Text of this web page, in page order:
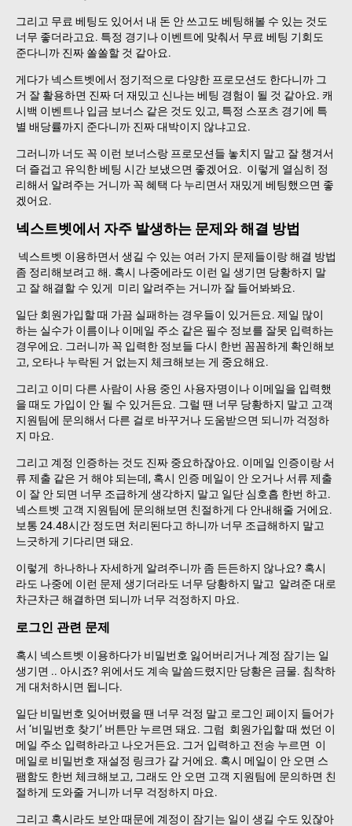
그리고 무료 베팅도 있어서 내 돈 안 쓰고도 베팅해볼 수 있는 것도
너무 좋더라고요. 특정 경기나 이벤트에 맞춰서 무료 베팅 기회도
준다니까 진짜 쏠쏠할 것 같아요.
게다가 넥스트벳에서 정기적으로 다양한 프로모션도 한다니까 그
거 잘 활용하면 진짜 더 재밌고 신나는 베팅 경험이 될 것 같아요. 캐
시백 이벤트나 입금 보너스 같은 것도 있고, 특정 스포츠 경기에 특
별 배당률까지 준다니까 진짜 대박이지 않냐고요.
그러니까 너도 꼭 이런 보너스랑 프로모션들 놓치지 말고 잘 챙겨서
더 즐겁고 유익한 베팅 시간 보냈으면 좋겠어요. 이렇게 열심히 정
리해서 알려주는 거니까 꼭 혜택 다 누리면서 재밌게 베팅했으면 좋
겠어요.
넥스트벳에서 자주 발생하는 문제와 해결 방법
넥스트벳 이용하면서 생길 수 있는 여러 가지 문제들이랑 해결 방법
좀 정리해보려고 해. 혹시 나중에라도 이런 일 생기면 당황하지 말
고 잘 해결할 수 있게 미리 알려주는 거니까 잘 들어봐봐요.
일단 회원가입할 때 가끔 실패하는 경우들이 있거든요. 제일 많이
하는 실수가 이름이나 이메일 주소 같은 필수 정보를 잘못 입력하는
경우에요. 그러니까 꼭 입력한 정보들 다시 한번 꼼꼼하게 확인해보
고, 오타나 누락된 거 없는지 체크해보는 게 중요해요.
그리고 이미 다른 사람이 사용 중인 사용자명이나 이메일을 입력했
을 때도 가입이 안 될 수 있거든요. 그럴 땐 너무 당황하지 말고 고객
지원팀에 문의해서 다른 걸로 바꾸거나 도움받으면 되니까 걱정하
지 마요.
그리고 계정 인증하는 것도 진짜 중요하잖아요. 이메일 인증이랑 서
류 제출 같은 거 해야 되는데, 혹시 인증 메일이 안 오거나 서류 제출
이 잘 안 되면 너무 조급하게 생각하지 말고 일단 심호흡 한번 하고.
넥스트벳 고객 지원팀에 문의해보면 친절하게 다 안내해줄 거에요.
보통 24.48시간 정도면 처리된다고 하니까 너무 조급해하지 말고
느긋하게 기다리면 돼요.
이렇게 하나하나 자세하게 알려주니까 좀 든든하지 않나요? 혹시
라도 나중에 이런 문제 생기더라도 너무 당황하지 말고 알려준 대로
차근차근 해결하면 되니까 너무 걱정하지 마요.
로그인 관련 문제
혹시 넥스트벳 이용하다가 비밀번호 잃어버리거나 계정 잠기는 일
생기면 .. 아시죠? 위에서도 계속 말씀드렸지만 당황은 금물. 침착하
게 대처하시면 됩니다.
일단 비밀번호 잊어버렸을 땐 너무 걱정 말고 로그인 페이지 들어가
서 ‘비밀번호 찾기’ 버튼만 누르면 돼요. 그럼 회원가입할 때 썼던 이
메일 주소 입력하라고 나오거든요. 그거 입력하고 전송 누르면 이
메일로 비밀번호 재설정 링크가 갈 거에요. 혹시 메일이 안 오면 스
팸함도 한번 체크해보고, 그래도 안 오면 고객 지원팀에 문의하면 친
절하게 도와줄 거니까 너무 걱정하지 마요.
그리고 혹시라도 보안 때문에 계정이 잠기는 일이 생길 수도 있잖아